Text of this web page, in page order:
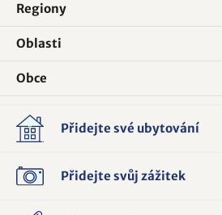
Regiony
Oblasti
Obce
Přidejte své ubytování
Přidejte svůj zážitek